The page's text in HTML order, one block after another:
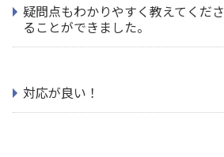
疑問点もわかりやすく教えてくだ
ることができました。
対応が良い！